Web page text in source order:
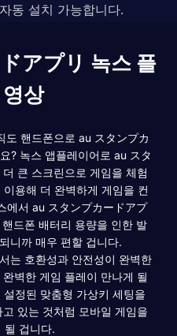
동 설치 가능합니다.
アプリ 녹스 플
상
도 핸드폰으로 au スタンプカ
? 녹스 앱플레이어로 au スタ
큰 스크린으로 게임을 체험
용해 더 완벽하게 게임을 컨
에서 au スタンプカードアプ
드폰 배터리 용량을 인한 발
니까 매우 편할 겁니다.
는 호환성과 안전성이 완벽한
벽한 게임 플레이 만나게 될
정된 맞춤형 가상키 세팅을
있는 것처럼 모바일 게임을
될 겁니다.